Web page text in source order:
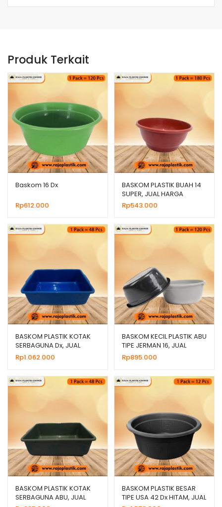
Produk Terkait
Baskom 16 Dx
Rp612.000
BASKOM PLASTIK BUAH 14
SUPER, JUAL HARGA
GROSIR MURAH
Rp543.000
BASKOM PLASTIK KOTAK
SERBAGUNA Dx, JUAL
HARGA GROSIR MURAH
Rp1.062.000
BASKOM KECIL PLASTIK ABU
TIPE JERMAN 16, JUAL
HARGA GROSIR
Rp895.000
BASKOM PLASTIK KOTAK
SERBAGUNA ABU, JUAL
BASKOM PLASTIK BESAR
TIPE USA 42 Dx HITAM, JUAL